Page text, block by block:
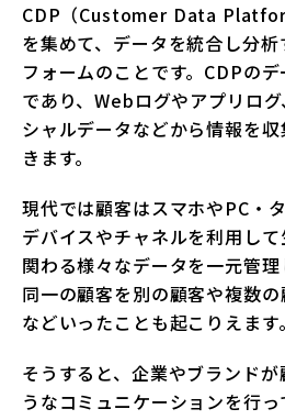
CDP（Customer Data
を集めて、データを統合し分
フォームのことです。CDPの
であり、Webログやアプリロ
シャルデータなどから情報を
きます。
現代では顧客はスマホやPC・
デバイスやチャネルを利用し
関わる様々なデータを一元管
同一の顧客を別の顧客や複数
などいったことも起こりえます。
そうすると、企業やブランド
うなコミュニケーションを行